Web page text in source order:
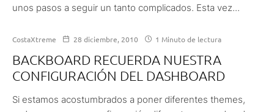
unos pasos a seguir un tanto complicados. Esta vez...
CostaXtreme 28 diciembre, 2010 1 Minuto de lectura
BACKBOARD RECUERDA NUESTRA
CONFIGURACIÓN DEL DASHBOARD
Si estamos acostumbrados a poner diferentes themes,